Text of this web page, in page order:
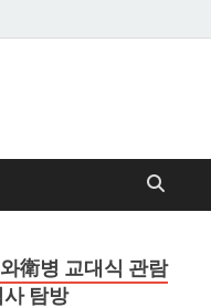
衛병 교대식 관람
사 탐방